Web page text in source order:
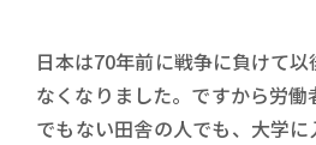
日本は70年前に戦争に負けて
なくなりました。ですから労
でもない田舎の人でも、大学